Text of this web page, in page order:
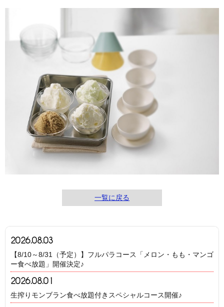
2026.08.03
【8/10～8/31（予定）】フルパラコース「メロン・もも・マンゴ
ー食べ放題」開催決定♪
2026.08.01
生搾りモンブラン食べ放題付きスペシャルコース開催♪
一覧に戻る